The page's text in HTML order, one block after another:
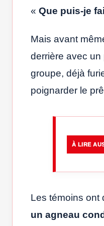
« Que puis-je
Mais avant
derrière avec
groupe, déjà
poignarder le
À LIRE
Les témoins ont
un agneau